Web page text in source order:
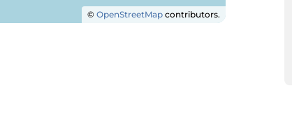
©OpenStreetMap contributors.